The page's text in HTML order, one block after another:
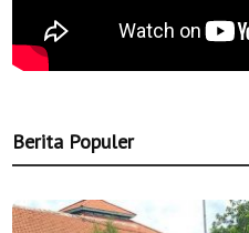
Berita Populer